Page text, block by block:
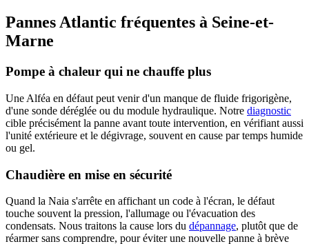
Pannes Atlantic fréquentes à Seine-et-
Marne
Pompe à chaleur qui ne chauffe plus
Une Alféa en défaut peut venir d'un manque de fluide frigorigène,
d'une sonde déréglée ou du module hydraulique. Notre diagnostic
cible précisément la panne avant toute intervention, en vérifiant aussi
l'unité extérieure et le dégivrage, souvent en cause par temps humide
ou gel.
Chaudière en mise en sécurité
Quand la Naia s'arrête en affichant un code à l'écran, le défaut
touche souvent la pression, l'allumage ou l'évacuation des
condensats. Nous traitons la cause lors du dépannage, plutôt que de
réarmer sans comprendre, pour éviter une nouvelle panne à brève